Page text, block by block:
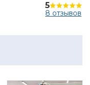
5
8 отзывов